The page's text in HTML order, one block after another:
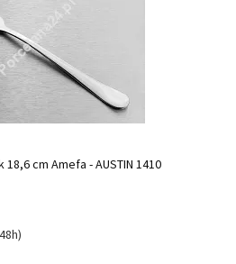
cm Amefa - AUSTIN 1410